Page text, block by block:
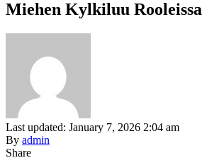
Miehen Kylkiluu Rooleissa
Last updated: January 7, 2026 2:04 am
By admin
Share